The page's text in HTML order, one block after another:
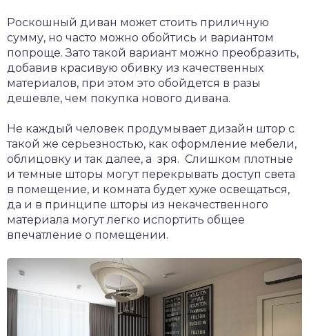
Роскошный диван может стоить приличную
сумму, но часто можно обойтись и вариантом
попроще. Зато такой вариант можно преобразить,
добавив красивую обивку из качественных
материалов, при этом это обойдется в разы
дешевле, чем покупка нового дивана.
Не каждый человек продумывает дизайн штор с
такой же серьезностью, как оформление мебели,
облицовку и так далее, а зря. Слишком плотные
и темные шторы могут перекрывать доступ света
в помещение, и комната будет хуже освещаться,
да и в принципе шторы из некачественного
материала могут легко испортить общее
впечатление о помещении.